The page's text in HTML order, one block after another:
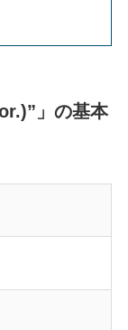
」の基本